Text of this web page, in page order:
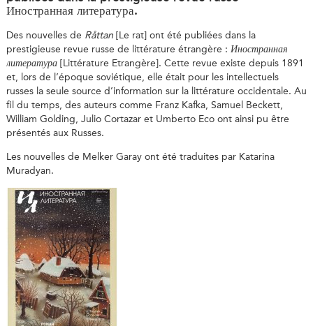
Иностранная литература.
Des nouvelles de Råttan[Le rat] ont été publiées dans la
prestigieuse revue russe de littérature étrangère : Иностранная
литература[Littérature Etrangère]. Cette revue existe depuis 1891
et, lors de l’époque soviétique, elle était pour les intellectuels
russes la seule source d’information sur la littérature occidentale. Au
fil du temps, des auteurs comme Franz Kafka, Samuel Beckett,
William Golding, Julio Cortazar et Umberto Eco ont ainsi pu être
présentés aux Russes.
Les nouvelles de Melker Garay ont été traduites par Katarina
Muradyan.